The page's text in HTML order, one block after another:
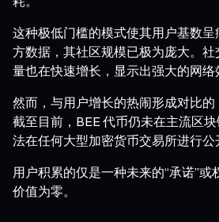
这种极低门槛的模式使其用户基数
方数据，其社区规模已极为庞大。
量也在快速增长，显示出强大的网络
然而，与用户增长的热闹形成对比的
截至目前，BEE 代币仍未在主流区
法在任何大型加密货币交易所进行公
用户积累的仅是一种未来的“承诺”
价值为零。